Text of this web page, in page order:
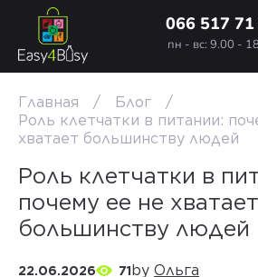
066 517 71
пн - вс: 9.00 -
Главная
Блог
Роль клетчатки в питании:
хватает большинству людей
Роль клетчатки в
почему ее не хватает
большинству людей
22.06.2026 71by Ольга